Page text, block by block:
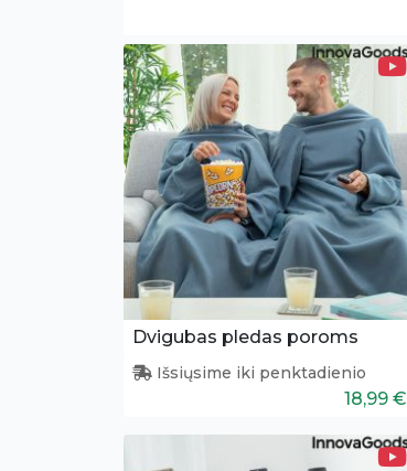
Dvigubas pledas poroms
Išsiųsime iki penktadienio
18,99 €